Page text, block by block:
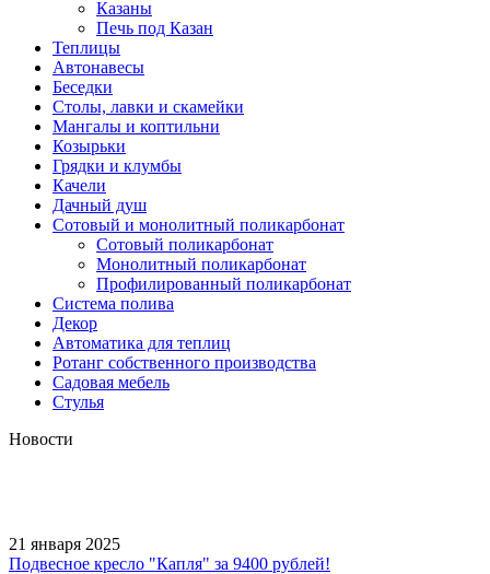
Казаны
Печь под Казан
Теплицы
Автонавесы
Беседки
Столы, лавки и скамейки
Мангалы и коптильни
Козырьки
Грядки и клумбы
Качели
Дачный душ
Сотовый и монолитный поликарбонат
Сотовый поликарбонат
Монолитный поликарбонат
Профилированный поликарбонат
Система полива
Декор
Автоматика для теплиц
Ротанг собственного производства
Садовая мебель
Стулья
Новости
21 января 2025
Подвесное кресло "Капля" за 9400 рублей!